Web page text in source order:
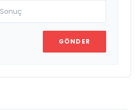
GÖNDER